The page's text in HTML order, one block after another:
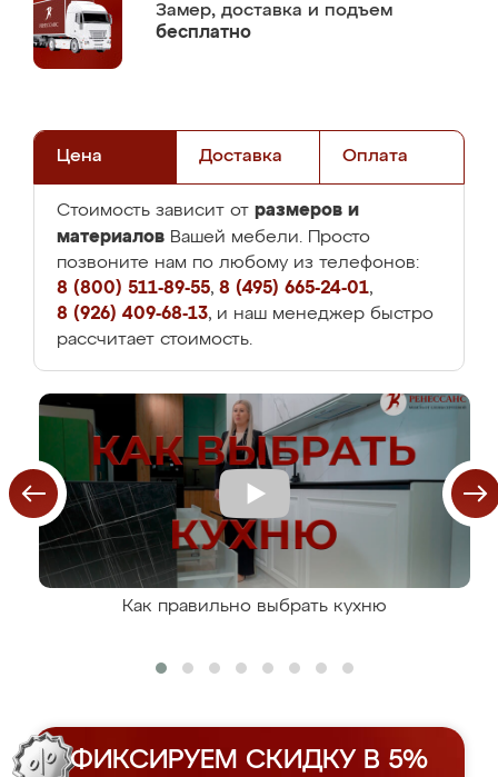
Замер, доставка и подъем
бесплатно
Цена Доставка Оплата
Стоимость зависит от размеров и
материалов Вашей мебели. Просто
позвоните нам по любому из телефонов:
8 (800) 511-89-55, 8 (495) 665-24-01,
8 (926) 409-68-13, и наш менеджер быстро
рассчитает стоимость.
Как правильно выбрать кухню
ФИКСИРУЕМ СКИДКУ В 5%